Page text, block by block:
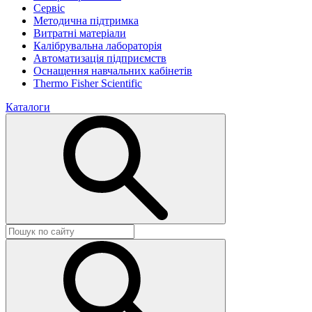
Сервіс
Методична підтримка
Витратні матеріали
Калібрувальна лабораторія
Автоматизація підприємств
Оснащення навчальних кабінетів
Thermo Fisher Scientific
Каталоги